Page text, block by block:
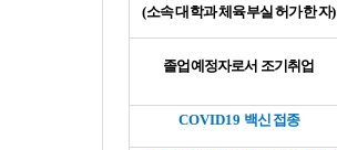
(소속 대학과 체육부실 허가한 자)
졸업예정자로서 조기취업
COVID19 백신 접종